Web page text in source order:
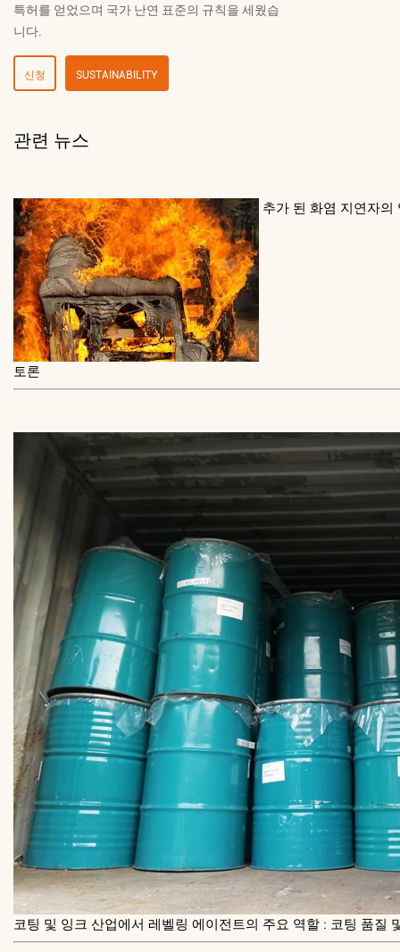
특허를 얻었으며 국가 난연 표준의 규칙을 세웠습
니다.
신청 SUSTAINABILITY
관련 뉴스
추가 된 화염 지연자의
토론
코팅 및 잉크 산업에서 레벨링 에이전트의 주요 역할 : 코팅 품질